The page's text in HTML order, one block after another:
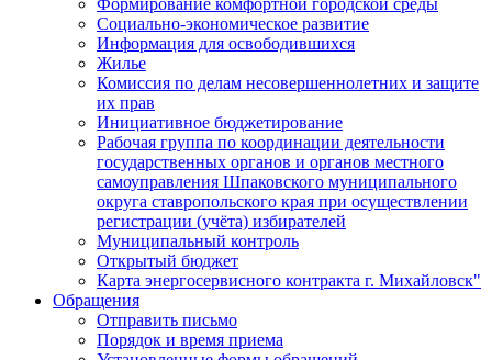
Формирование комфортной городской среды
Социально-экономическое развитие
Информация для освободившихся
Жилье
Комиссия по делам несовершеннолетних и защите
их прав
Инициативное бюджетирование
Рабочая группа по координации деятельности
государственных органов и органов местного
самоуправления Шпаковского муниципального
округа ставропольского края при осуществлении
регистрации (учёта) избирателей
Муниципальный контроль
Открытый бюджет
Карта энергосервисного контракта г. Михайловск"
Обращения
Отправить письмо
Порядок и время приема